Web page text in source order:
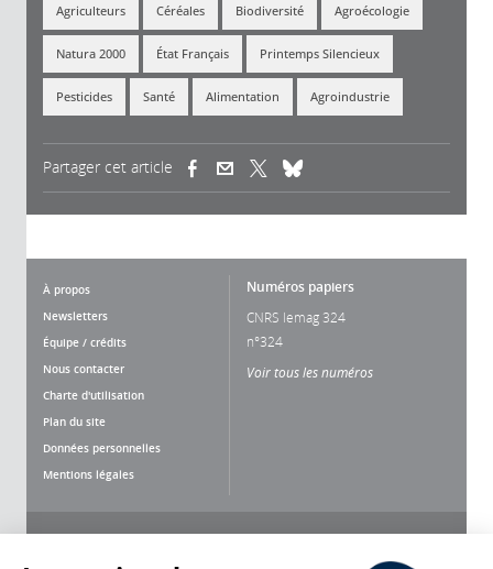
Agriculteurs Céréales Biodiversité Agroécologie
Natura 2000 État Français Printemps Silencieux
Pesticides Santé Alimentation Agroindustrie
Partager cet article (link is external)(link is external)
À propos
Newsletters
Équipe / crédits
Nous contacter
Charte d'utilisation
Plan du site
Données personnelles
Mentions légales
Numéros papiers
CNRS lemag 324
n°324
Voir tous les numéros